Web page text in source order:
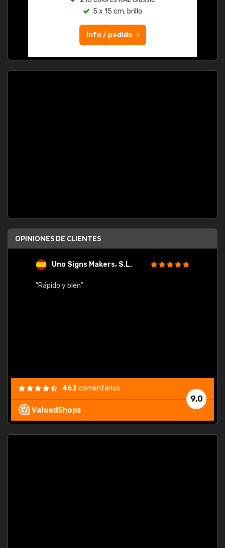
5 x 15 cm, brillo
Info / pedido
OPINIONES DE CLIENTES
Uno Signs Makers, S.L.
"Rápido y bien"
9,0
463comentarios